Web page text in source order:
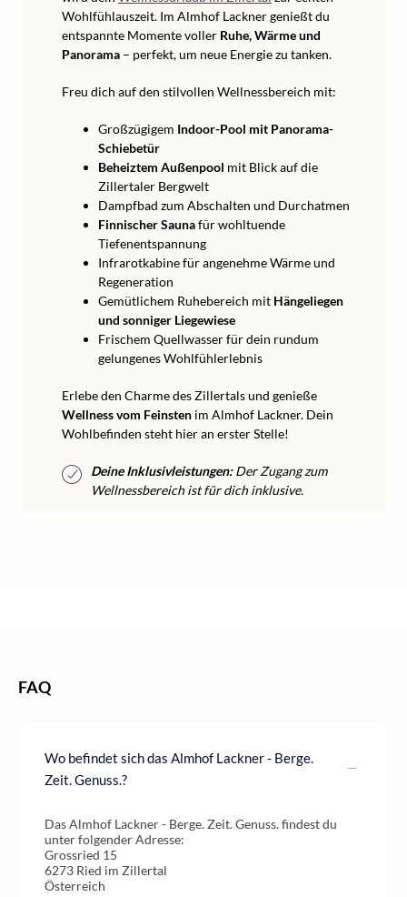
Wohlfühlauszeit. Im Almhof Lackner genießt du
entspannte Momente voller Ruhe, Wärme und
Panorama – perfekt, um neue Energie zu tanken.
Freu dich auf den stilvollen Wellnessbereich mit:
Großzügigem Indoor-Pool mit Panorama-
Schiebetür
Beheiztem Außenpool mit Blick auf die
Zillertaler Bergwelt
Dampfbad zum Abschalten und Durchatmen
Finnischer Saunafür wohltuende
Tiefenentspannung
Infrarotkabine für angenehme Wärme und
Regeneration
Gemütlichem Ruhebereich mit Hängeliegen
und sonniger Liegewiese
Frischem Quellwasser für dein rundum
gelungenes Wohlfühlerlebnis
Erlebe den Charme des Zillertals und genieße
Wellness vom Feinsten im Almhof Lackner. Dein
Wohlbefinden steht hier an erster Stelle!
Deine Inklusivleistungen:Der Zugang zum
Wellnessbereich ist für dich inklusive.
FAQ
Wo befindet sich das Almhof Lackner - Berge.
Zeit. Genuss.?
Das Almhof Lackner - Berge. Zeit. Genuss. findest du
unter folgender Adresse:
Grossried 15
6273 Ried im Zillertal
Österreich